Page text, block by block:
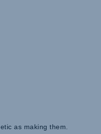
as making them.